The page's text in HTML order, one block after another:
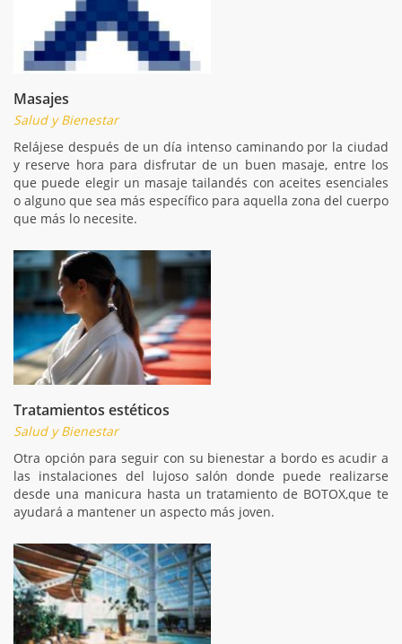
Masajes
Salud y Bienestar
Relájese después de un día intenso caminando por la ciudad
y reserve hora para disfrutar de un buen masaje, entre los
que puede elegir un masaje tailandés con aceites esenciales
o alguno que sea más específico para aquella zona del cuerpo
que más lo necesite.
Tratamientos estéticos
Salud y Bienestar
Otra opción para seguir con su bienestar a bordo es acudir a
las instalaciones del lujoso salón donde puede realizarse
desde una manicura hasta un tratamiento de BOTOX,que te
ayudará a mantener un aspecto más joven.